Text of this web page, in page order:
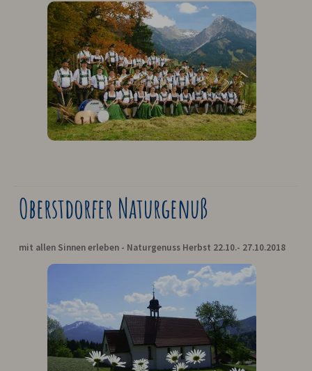
Oberstdorfer Naturgenuß
mit allen Sinnen erleben - Naturgenuss Herbst 22.10.- 27.10.2018